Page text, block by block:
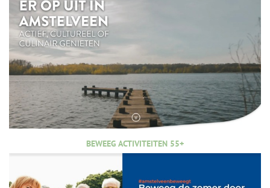
BEWEEG ACTIVITEITEN 55+